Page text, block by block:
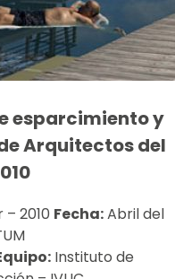
esparcimiento y
Arquitectos del
2010 Fecha:Abril del
Instituto de